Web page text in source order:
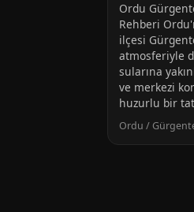
Ordu
Rehberi
ilçesi
atmosferiyle
sularına
ve merkezi
huzurlu bir
Ordu /